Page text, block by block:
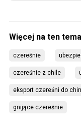
czereśnie
czereśnie z chile
eksport czereśni do chin
gnijące czereśnie